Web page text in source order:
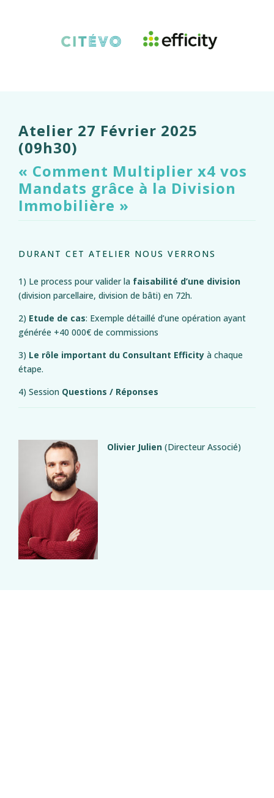
Atelier 27 Février 2025
(09h30)
« Comment Multiplier x4 vos
Mandats grâce à la Division
Immobilière »
DURANT CET ATELIER NOUS VERRONS
1) Le process pour valider la faisabilité d’une division
(division parcellaire, division de bâti) en 72h.
2) Etude de cas: Exemple détaillé d’une opération ayant
générée +40 000€ de commissions
3) Le rôle important du Consultant Efficity à chaque
étape.
4) Session Questions / Réponses
Olivier Julien (Directeur Associé)